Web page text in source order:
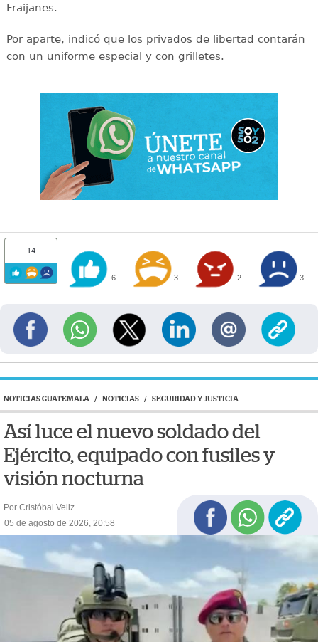
Fraijanes.
Por aparte, indicó que los privados de libertad contarán
con un uniforme especial y con grilletes.
14
6 3 2 3
NOTICIAS GUATEMALA / NOTICIAS / SEGURIDAD Y JUSTICIA
Así luce el nuevo soldado del
Ejército, equipado con fusiles y
visión nocturna
Por Cristóbal Veliz
05 de agosto de 2026, 20:58